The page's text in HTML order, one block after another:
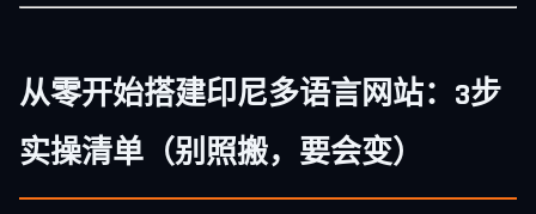
从零开始搭建印尼多语言网站：3步
实操清单（别照搬，要会变）